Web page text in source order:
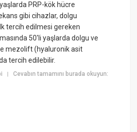
PRP-kök hücre
gibi cihazlar, dolgu
tercih edilmesi gereken
50'li yaşlarda dolgu ve
mezolift (hyaluronik asit
tercih edilebilir.
|Cevabın tamamını burada okuyun: